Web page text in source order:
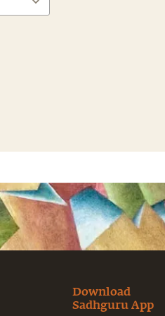
Download
Sadhguru App